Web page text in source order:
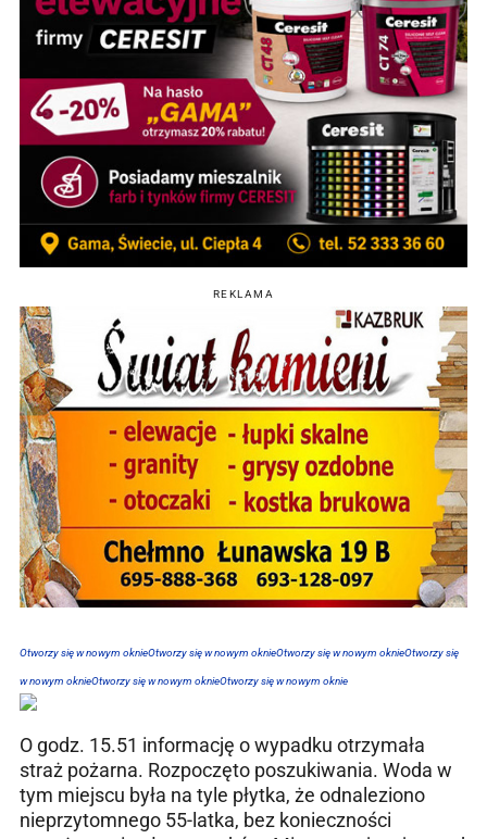
REKLAMA
Otworzy się w nowym oknieOtworzy się w nowym oknieOtworzy się w nowym oknieOtworzy się
w nowym oknieOtworzy się w nowym oknieOtworzy się w nowym oknie
O godz. 15.51 informację o wypadku otrzymała
straż pożarna. Rozpoczęto poszukiwania. Woda w
tym miejscu była na tyle płytka, że odnaleziono
nieprzytomnego 55-latka, bez konieczności